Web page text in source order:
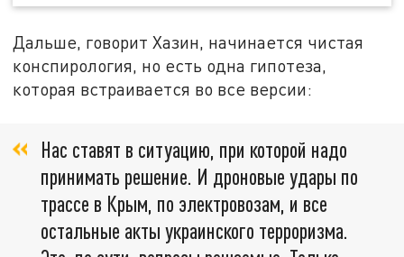
Дальше, говорит Хазин, начинается чистая
конспирология, но есть одна гипотеза,
которая встраивается во все версии:
Нас ставят в ситуацию, при которой надо
принимать решение. И дроновые удары по
трассе в Крым, по электровозам, и все
остальные акты украинского терроризма.